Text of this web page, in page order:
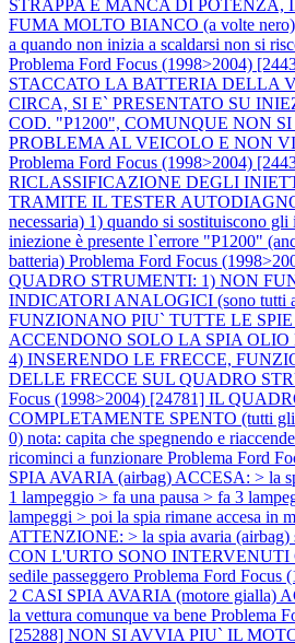
STRAPPA E MANCA DI POTENZA,
FUMA MOLTO BIANCO (a volte nero)
a quando non inizia a scaldarsi non si
Problema Ford Focus (1998>2004)
STACCATO LA BATTERIA DELLA
CIRCA, SI E` PRESENTATO SU
COD. "P1200", COMUNQUE NON
PROBLEMA AL VEICOLO E NON
Problema Ford Focus (1998>2004)
RICLASSIFICAZIONE DEGLI
TRAMITE IL TESTER
necessaria) 1) quando si sostituiscono
iniezione è presente l`errore "P1200"
batteria) Problema Ford Focus
QUADRO STRUMENTI: 1) NON
INDICATORI ANALOGICI (sono tutti
FUNZIONANO PIU` TUTTE LE SPIE
ACCENDONO SOLO LA SPIA
4) INSERENDO LE FRECCE,
DELLE FRECCE SUL QUADRO
Focus (1998>2004) [24781] IL
COMPLETAMENTE SPENTO (tutti gli
0) nota: capita che spegnendo e
ricominci a funzionare Problema Ford
SPIA AVARIA (airbag) ACCESA: > la
1 lampeggio > fa una pausa > fa 3
lampeggi > poi la spia rimane accesa in
ATTENZIONE: > la spia avaria (airbag)
CON L'URTO SONO INTERVENUTI
sedile passeggero Problema Ford Focus
2 CASI SPIA AVARIA (motore gialla)
la vettura comunque va bene Problema
[25288] NON SI AVVIA PIU` IL